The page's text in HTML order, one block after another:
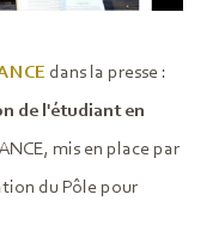
dans la presse :
de l'étudiant en
mis en place par
du Pôle pour